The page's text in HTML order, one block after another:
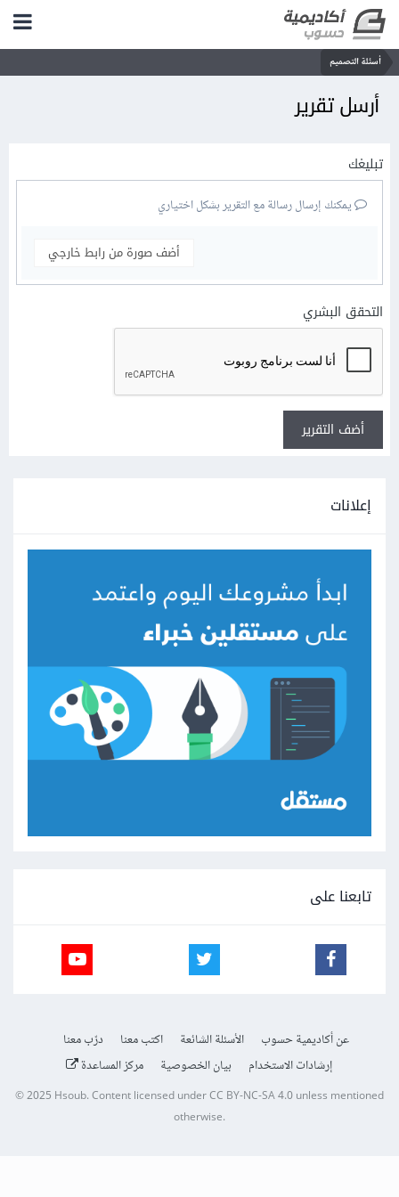
أسئلة التصميم
أرسل تقرير
تبليغك
يمكنك إرسال رسالة مع التقرير بشكل اختياري
أضف صورة من رابط خارجي
التحقق البشري
أضف التقرير
إعلانات
تابعنا على
عن أكاديمية حسوب الأسئلة الشائعة اكتب معنا
درّب معنا
إرشادات الاستخدام
بيان الخصوصية مركز المساعدة
© 2025 Hsoub.Content licensed underCC BY-NC-SA 4.0unless mentioned
otherwise.